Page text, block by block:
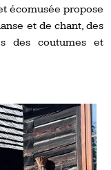
écomusée propose
et de chant, des
des coutumes et